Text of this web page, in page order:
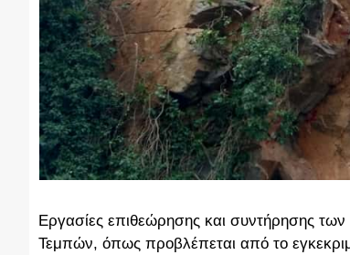
Εργασίες επιθεώρησης και συντήρησης
Τεμπών, όπως προβλέπεται από το